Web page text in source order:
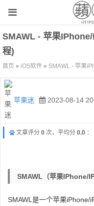
SMAWL - 苹果
程)
首页 » iOS软件 » SMAWL - 苹果
苹果迷 2023-08-14
文章评分 0 次，平均分 0.0 ：
SMAWL（苹果iPhone/
SMAWL是一个苹果iPhone/